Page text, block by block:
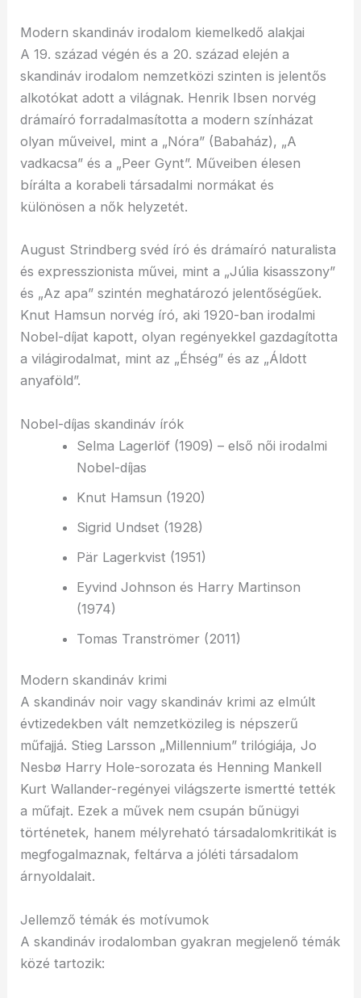
Modern skandináv irodalom kiemelkedő alakjai
A 19. század végén és a 20. század elején a
skandináv irodalom nemzetközi szinten is jelentős
alkotókat adott a világnak. Henrik Ibsen norvég
drámaíró forradalmasította a modern színházat
olyan műveivel, mint a „Nóra” (Babaház), „A
vadkacsa” és a „Peer Gynt”. Műveiben élesen
bírálta a korabeli társadalmi normákat és
különösen a nők helyzetét.
August Strindberg svéd író és drámaíró naturalista
és expresszionista művei, mint a „Júlia kisasszony”
és „Az apa” szintén meghatározó jelentőségűek.
Knut Hamsun norvég író, aki 1920-ban irodalmi
Nobel-díjat kapott, olyan regényekkel gazdagította
a világirodalmat, mint az „Éhség” és az „Áldott
anyaföld”.
Nobel-díjas skandináv írók
Selma Lagerlöf (1909) – első női irodalmi
Nobel-díjas
Knut Hamsun (1920)
Sigrid Undset (1928)
Pär Lagerkvist (1951)
Eyvind Johnson és Harry Martinson
(1974)
Tomas Tranströmer (2011)
Modern skandináv krimi
A skandináv noir vagy skandináv krimi az elmúlt
évtizedekben vált nemzetközileg is népszerű
műfajjá. Stieg Larsson „Millennium” trilógiája, Jo
Nesbø Harry Hole-sorozata és Henning Mankell
Kurt Wallander-regényei világszerte ismertté tették
a műfajt. Ezek a művek nem csupán bűnügyi
történetek, hanem mélyreható társadalomkritikát is
megfogalmaznak, feltárva a jóléti társadalom
árnyoldalait.
Jellemző témák és motívumok
A skandináv irodalomban gyakran megjelenő témák
közé tartozik: